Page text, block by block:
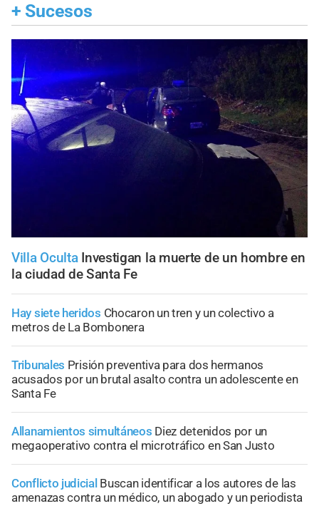
+ Sucesos
Villa Oculta Investigan la muerte de un hombre en
la ciudad de Santa Fe
Hay siete heridos Chocaron un tren y un colectivo a
metros de La Bombonera
Tribunales Prisión preventiva para dos hermanos
acusados por un brutal asalto contra un adolescente en
Santa Fe
Allanamientos simultáneos Diez detenidos por un
megaoperativo contra el microtráfico en San Justo
Conflicto judicial Buscan identificar a los autores de las
amenazas contra un médico, un abogado y un periodista